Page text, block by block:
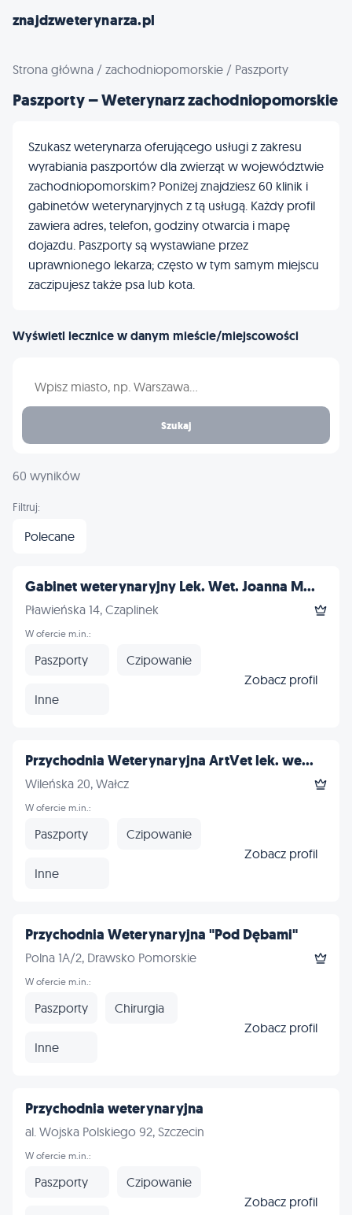
znajdzweterynarza.pl
Strona główna / zachodniopomorskie / Paszporty
Paszporty – Weterynarz zachodniopomorskie
Szukasz weterynarza oferującego usługi z zakresu
wyrabiania paszportów dla zwierząt w województwie
zachodniopomorskim? Poniżej znajdziesz 60 klinik i
gabinetów weterynaryjnych z tą usługą. Każdy profil
zawiera adres, telefon, godziny otwarcia i mapę
dojazdu. Paszporty są wystawiane przez
uprawnionego lekarza; często w tym samym miejscu
zaczipujesz także psa lub kota.
Wyświetl lecznice w danym mieście/miejscowości
Szukaj
60 wyników
Filtruj:
Polecane
Gabinet weterynaryjny Lek. Wet. Joanna M...
Pławieńska 14, Czaplinek
W ofercie m.in.:
Paszporty Czipowanie
Inne
Zobacz profil
Przychodnia Weterynaryjna ArtVet lek. we...
Wileńska 20, Wałcz
W ofercie m.in.:
Paszporty Czipowanie
Inne
Zobacz profil
Przychodnia Weterynaryjna "Pod Dębami"
Polna 1A/2, Drawsko Pomorskie
W ofercie m.in.:
Paszporty Chirurgia
Inne
Zobacz profil
Przychodnia weterynaryjna
al. Wojska Polskiego 92, Szczecin
W ofercie m.in.:
Paszporty Czipowanie
Zobacz profil